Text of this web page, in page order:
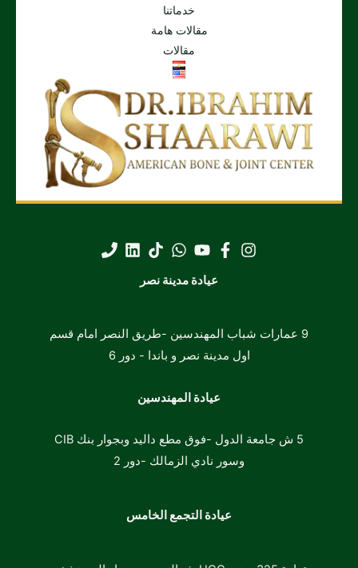
خدماتنا
مقالات هامة
مقالات
عيادة مدينة نصر
9 عمارات شباب المهندسين -طريق النصر امام قسم
اول مدينة نصر و باندا - دور 6
عيادة المهندسين
5 ش جامعة الدول -فوق مطع داليد وبجوار بنك CIB
وسور نادي الزمالك -دور 2
عيادة التجمع الخامس